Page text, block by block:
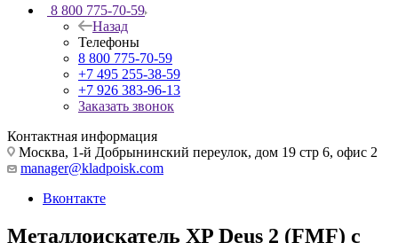
8 800 775-70-59
Назад
Телефоны
8 800 775-70-59
+7 495 255-38-59
+7 926 383-96-13
Заказать звонок
Контактная информация
Москва, 1-й Добрынинский переулок, дом 19 стр 6, офис 2
manager@kladpoisk.com
Вконтакте
Металлоискатель XP Deus 2 (FMF) с